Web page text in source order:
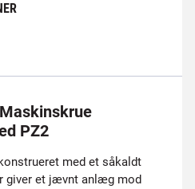
Maskinskrue
PZ2
med et såkaldt
giver et jævnt anlæg mod